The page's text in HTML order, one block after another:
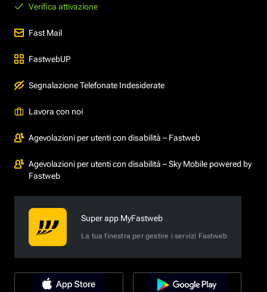
Verifica attivazione
Fast Mail
FastwebUP
Segnalazione Telefonate Indesiderate
Lavora con noi
Agevolazioni per utenti con disabilità – Fastweb
Agevolazioni per utenti con disabilità – Sky Mobile powered by
Fastweb
Super app MyFastweb
La tua finestra per gestire i servizi Fastweb